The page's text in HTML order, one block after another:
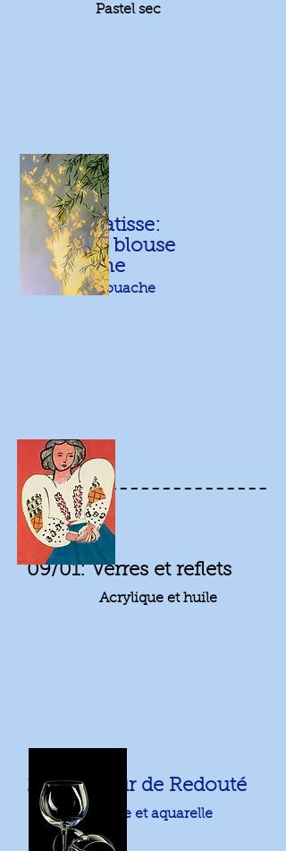
Pastel sec
12/12: Matisse:
La blouse
Roumaine
Gouache
Janvier ---------------
--
09/01: Verres et reflets
Acrylique et huile
23/01: Fleur de Redouté
Encre et aquarelle